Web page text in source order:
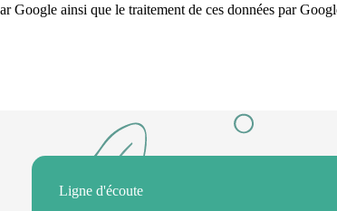
Google ainsi que le traitement de ces données par
Ligne d'écoute